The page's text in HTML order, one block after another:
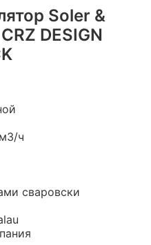
Soler &
DESIGN
ч
сваровски